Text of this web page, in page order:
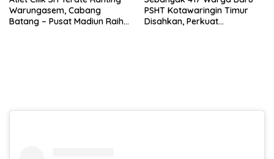
Warungasem, Cabang
Batang – Pusat Madiun Raih
PSHT Kotawaringin Timur
Disahkan, Perkuat